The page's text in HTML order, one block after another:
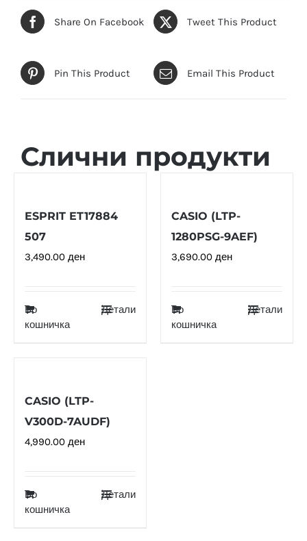
Share On Facebook Tweet This Product
Pin This Product Email This Product
Слични продукти
ESPRIT ET17884
507
3,490.00 ден
Во
кошничка
Детали
CASIO (LTP-
1280PSG-9AEF)
3,690.00 ден
Во
кошничка
Детали
CASIO (LTP-
V300D-7AUDF)
4,990.00 ден
Во
кошничка
Детали